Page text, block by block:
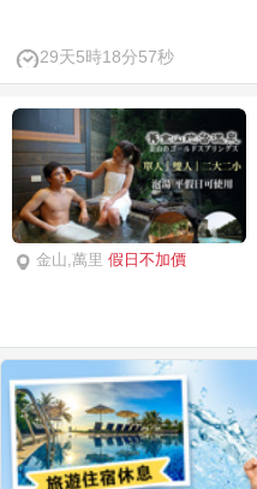
29天5時18分56秒
金山,萬里 假日不加價